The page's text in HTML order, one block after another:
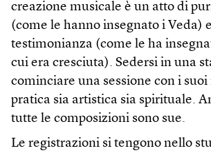
creazione musicale è un atto di
(come le hanno insegnato i Veda)
testimonianza (come le ha
cui era cresciuta). Sedersi in una
cominciare una sessione con i
pratica sia artistica sia spirituale.
tutte le composizioni sono sue.
Le registrazioni si tengono nello